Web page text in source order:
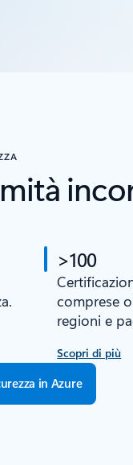
>100
comprese
regioni e
Scopri di più
in Azure